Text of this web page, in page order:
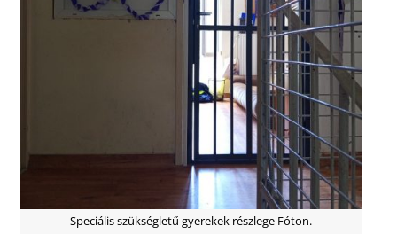
Speciális szükségletű gyerekek részlege Fóton.